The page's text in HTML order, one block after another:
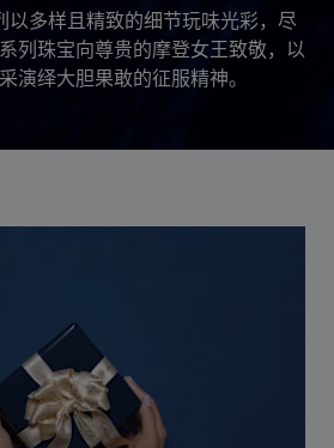
以多样且精致的细节玩味光彩，尽
列珠宝向尊贵的摩登女王致敬，以
演绎大胆果敢的征服精神。